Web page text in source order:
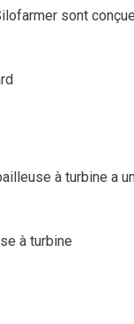
sont
à turbine a
à turbine